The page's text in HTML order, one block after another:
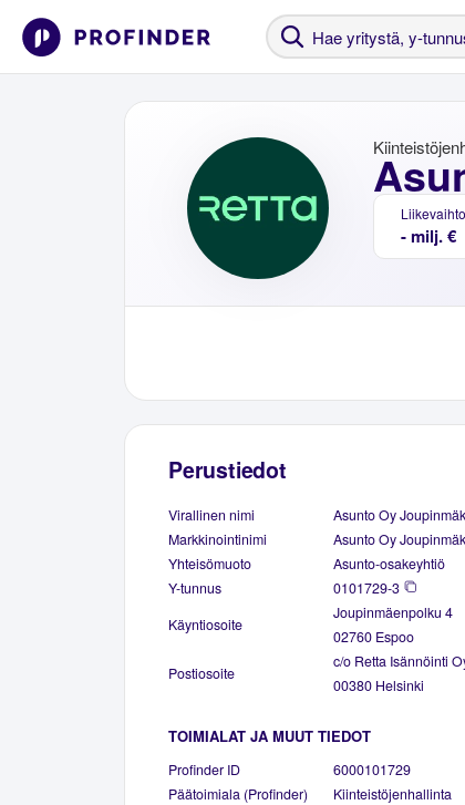
Liikevaihto
- milj. €
Perustiedot
Virallinen nimi
Asunto Oy
Markkinointinimi
Asunto Oy
Yhteisömuoto
Asunto-osakeyhtiö
Y-tunnus
0101729-3
Käyntiosoite
Joupinmäenpolku 4
02760 Espoo
Postiosoite
c/o Retta Isännöinti
00380 Helsinki
TOIMIALAT JA MUUT TIEDOT
Profinder ID
6000101729
Päätoimiala (Profinder)
Kiinteistöjenhallinta